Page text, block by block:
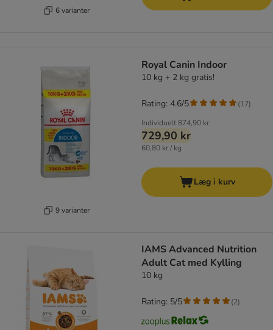
6 varianter
9 varianter
Royal Canin Indoor
10 kg + 2 kg gratis!
Individuelt874,90 kr
729,90 kr
60,80 kr / kg
Rating: 4.6/5 (17)
Læg i kurv
IAMS Advanced Nutrition
Adult Cat med Kylling
10 kg
Rating: 5/5 (2)